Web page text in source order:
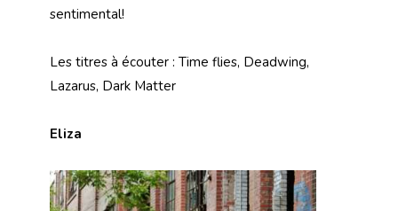
sentimental!
Les titres à écouter : Time flies, Deadwing,
Lazarus, Dark Matter
Eliza